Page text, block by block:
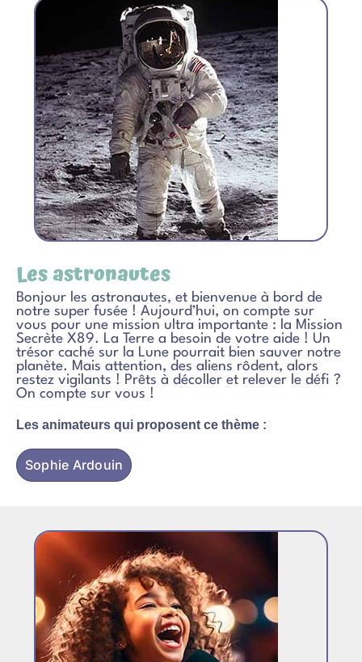
Les astronautes
Bonjour les astronautes, et bienvenue à bord de
notre super fusée ! Aujourd’hui, on compte sur
vous pour une mission ultra importante : la Mission
Secrète X89. La Terre a besoin de votre aide ! Un
trésor caché sur la Lune pourrait bien sauver notre
planète. Mais attention, des aliens rôdent, alors
restez vigilants ! Prêts à décoller et relever le défi ?
On compte sur vous !
Les animateurs qui proposent ce thème :
Sophie Ardouin